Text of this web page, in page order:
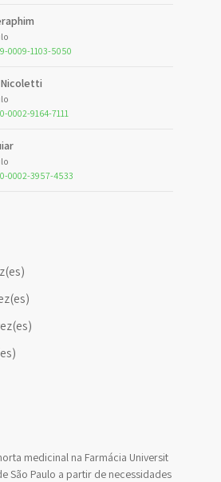
0009-1103-5050
Nicoletti
9164-7111
0002-3957-4533
medicinal na Farmácia Universit
São Paulo a partir de necessidades